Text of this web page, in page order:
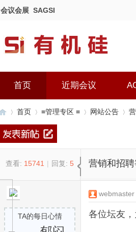
会议会展 SAGSI
首页 近期会议
首页 ≡管理专区 ≡
›
网站公告
查看: 15741 | 回复: 5 营销和招
TA的每日心情
webmaster
各位坛友